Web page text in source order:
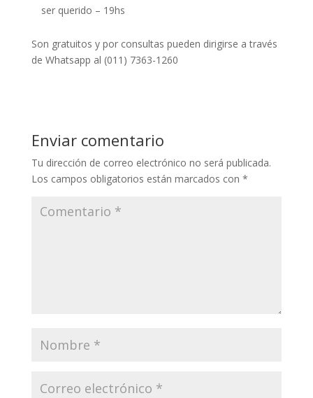
ser querido – 19hs
Son gratuitos y por consultas pueden dirigirse a través
de Whatsapp al (011) 7363-1260
Enviar comentario
Tu dirección de correo electrónico no será publicada.
Los campos obligatorios están marcados con *